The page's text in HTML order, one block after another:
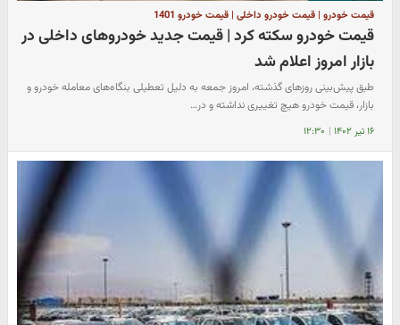
قیمت خودرو | قیمت خودرو داخلی | قیمت خودرو 1401
قیمت خودرو سکته کرد | قیمت جدید خودروهای داخلی در
بازار امروز اعلام شد
طبق پیش‌بینی روزهای گذشته، امروز جمعه به دلیل تعطیلی بنگاه‌های معامله خودرو و
بازار، قیمت خودرو هیچ تغییری نداشته و در…
۱۶ تیر ۱۴۰۲ | ۱۲:۳۰